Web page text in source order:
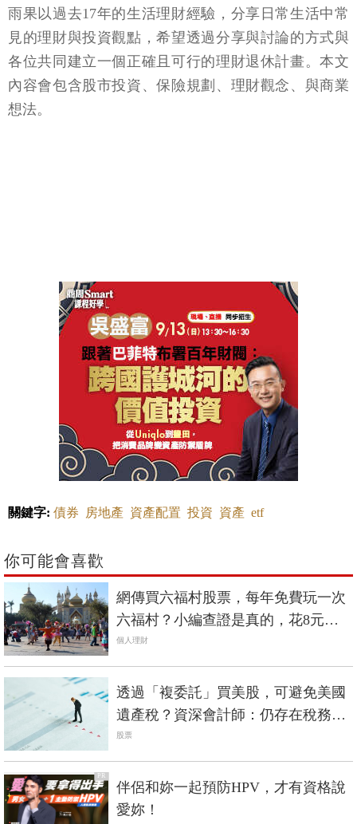
雨果以過去17年的生活理財經驗，分享日常生活中常
見的理財與投資觀點，希望透過分享與討論的方式與
各位共同建立一個正確且可行的理財退休計畫。本文
內容會包含股市投資、保險規劃、理財觀念、與商業
想法。
關鍵字: 債券 房地產 資產配置 投資 資產 etf
你可能會喜歡
網傳買六福村股票，每年免費玩一次
六福村？小編查證是真的，花8元買1
股也行
個人理財
透過「複委託」買美股，可避免美國
遺產稅？資深會計師：仍存在稅務風
險
股票
PR
伴侶和妳一起預防HPV，才有資格說
愛妳！